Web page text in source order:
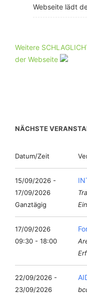
Webseite lädt
Weitere
der Webseite
NÄCHSTE
Datum/Zeit
15/09/2026 -
17/09/2026
Ganztägig
17/09/2026
09:30 - 18:00
22/09/2026 -
23/09/2026